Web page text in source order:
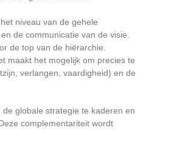
niveau van de gehele
de communicatie van de visie.
de top van de hiërarchie.
maakt het mogelijk om precies te
verlangen, vaardigheid) en de
globale strategie te kaderen en
complementariteit wordt